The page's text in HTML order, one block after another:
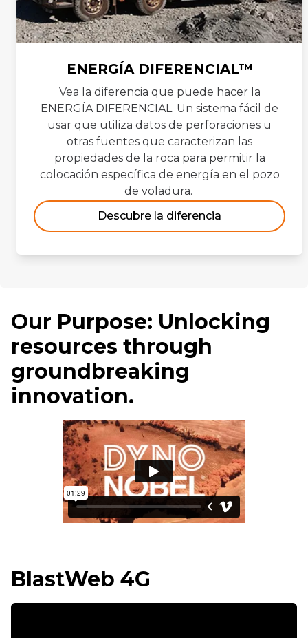
ENERGÍA DIFERENCIAL™
Vea la diferencia que puede hacer la
ENERGÍA DIFERENCIAL. Un sistema fácil de
usar que utiliza datos de perforaciones u
otras fuentes que caracterizan las
propiedades de la roca para permitir la
colocación específica de energía en el pozo
de voladura.
Descubre la diferencia
Our Purpose: Unlocking
resources through
groundbreaking
innovation.
BlastWeb 4G